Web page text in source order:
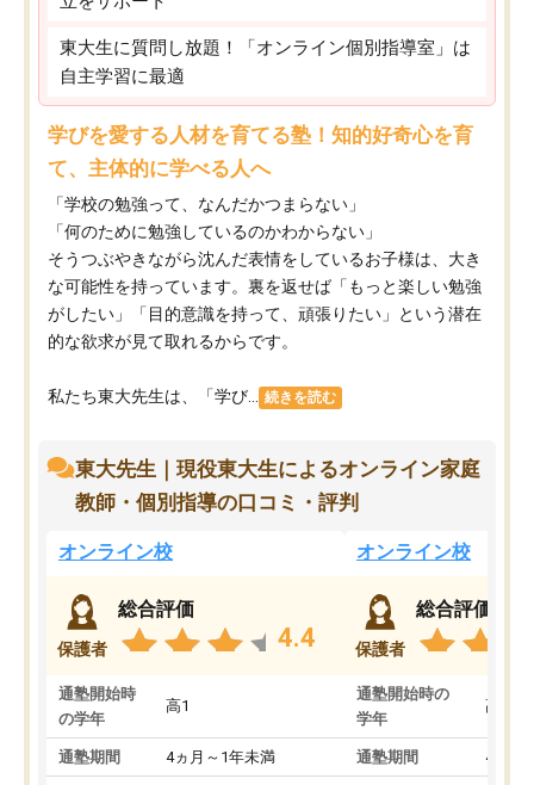
東大生に質問し放題！「オンライン個別指導室」は
自主学習に最適
学びを愛する人材を育てる塾！知的好奇心を育
て、主体的に学べる人へ
「学校の勉強って、なんだかつまらない」
「何のために勉強しているのかわからない」
そうつぶやきながら沈んだ表情をしているお子様は、大き
な可能性を持っています。裏を返せば「もっと楽しい勉強
がしたい」「目的意識を持って、頑張りたい」という潜在
的な欲求が見て取れるからです。
私たち東大先生は、「学び... 続きを読む
東大先生｜現役東大生によるオンライン家庭
教師・個別指導の口コミ・評判
オンライン校
保護者
総合評価
4.4
通塾開始時
の学年
高1
通塾期間 4ヵ月～1年未満
オンライン校
保護者
総合評価
通塾開始時の
学年
高3
通塾期間 4ヵ月